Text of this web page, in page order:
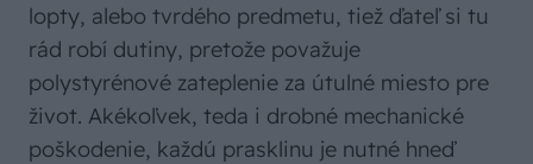
lopty, alebo tvrdého predmetu, tiež ďateľ si tu
rád robí dutiny, pretože považuje
polystyrénové zateplenie za útulné miesto pre
život. Akékoľvek, teda i drobné mechanické
poškodenie, každú prasklinu je nutné hneď